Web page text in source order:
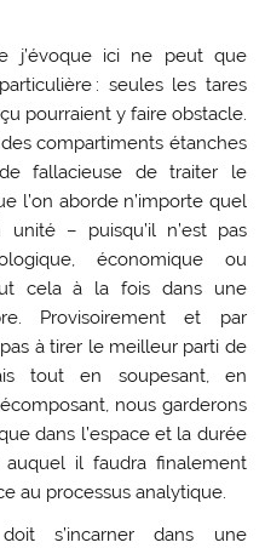
j’évoque ici ne peut que
: seules les tares
pourraient y faire obstacle.
compartiments étanches
fallacieuse de traiter le
l’on aborde n’importe quel
– puisqu’il n’est pas
économique ou
cela à la fois dans une
Provisoirement et par
à tirer le meilleur parti de
tout en soupesant, en
nous garderons
dans l’espace et la durée
il faudra finalement
au processus analytique.
s’incarner dans une